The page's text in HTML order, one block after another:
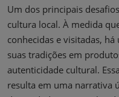
Um dos principais
cultura local. À medida
conhecidas e visitadas,
suas tradições em
autenticidade cultural.
resulta em uma narrativa